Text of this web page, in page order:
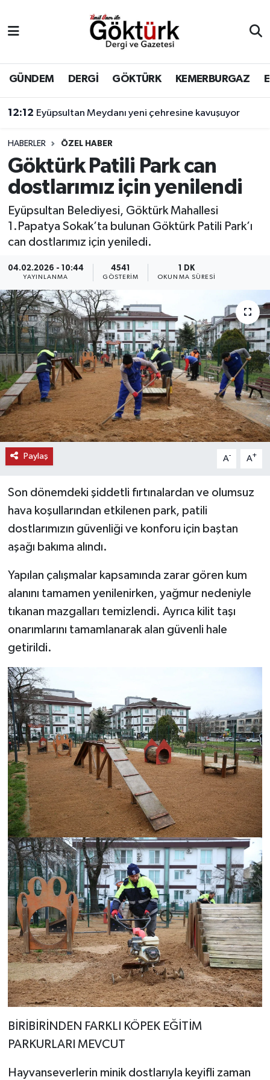
GÜNDEM DERGİ GÖKTÜRK KEMERBURGAZ
12:12 Eyüpsultan Meydanı yeni çehresine kavuşuyor
HABERLER ÖZEL HABER
Göktürk Patili Park can
dostlarımız için yenilendi
Eyüpsultan Belediyesi, Göktürk Mahallesi
1.Papatya Sokak’ta bulunan Göktürk Patili Park’ı
can dostlarımız için yeniledi.
04.02.2026 - 10:44
YAYINLANMA
4541
GÖSTERIM
1 DK
OKUNMA SÜRESI
Paylaş A- A+
Son dönemdeki şiddetli fırtınalardan ve olumsuz
hava koşullarından etkilenen park, patili
dostlarımızın güvenliği ve konforu için baştan
aşağı bakıma alındı.
Yapılan çalışmalar kapsamında zarar gören kum
alanını tamamen yenilenirken, yağmur nedeniyle
tıkanan mazgalları temizlendi. Ayrıca kilit taşı
onarımlarını tamamlanarak alan güvenli hale
getirildi.
BİRİBİRİNDEN FARKLI KÖPEK EĞİTİM
PARKURLARI MEVCUT
Hayvanseverlerin minik dostlarıyla keyifli zaman
BİLİM
DERGİ
DÜNYA
EĞİTİM
GÖKTÜRK
KEMERBURGAZ
KÜLTÜR - SANAT
MAGAZİN
ÖZEL HABER
SAĞLIK
SPOR
TİCARET
Eyüpsultan Hava Durumu
Eyüpsultan Trafik Yoğunluk Haritası
Süper Lig Puan Durumu ve Fikstür
Tüm Manşetler
Son Dakika Haberleri